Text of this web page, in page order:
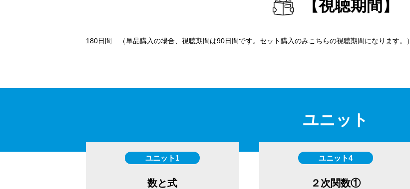
【視聴期間】
180日間 （単品購入の場合、視聴期間は90日間です。セット購入のみこちらの視聴期間になります。）
ユニット
ユニット1
数と式
ユニット4
２次関数①